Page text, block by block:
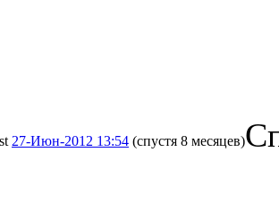
27-Июн-2012 13:54 (спустя 8 месяцев)